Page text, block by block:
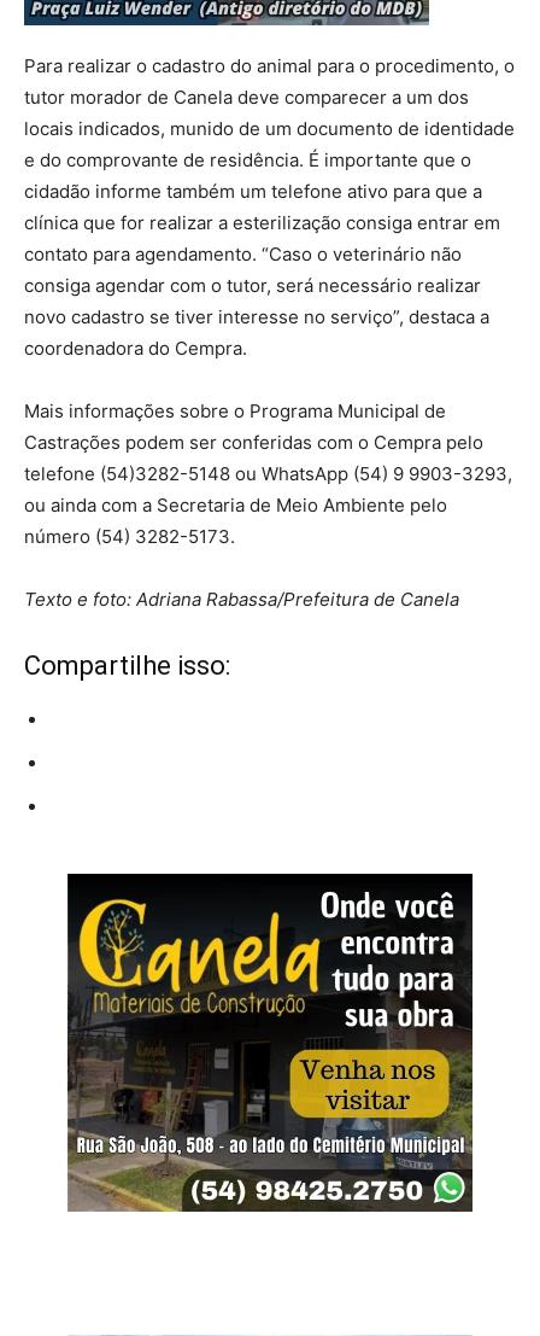
Para realizar o cadastro do animal para o procedimento, o
tutor morador de Canela deve comparecer a um dos
locais indicados, munido de um documento de identidade
e do comprovante de residência. É importante que o
cidadão informe também um telefone ativo para que a
clínica que for realizar a esterilização consiga entrar em
contato para agendamento. “Caso o veterinário não
consiga agendar com o tutor, será necessário realizar
novo cadastro se tiver interesse no serviço”, destaca a
coordenadora do Cempra.
Mais informações sobre o Programa Municipal de
Castrações podem ser conferidas com o Cempra pelo
telefone (54)3282-5148 ou WhatsApp (54) 9 9903-3293,
ou ainda com a Secretaria de Meio Ambiente pelo
número (54) 3282-5173.
Texto e foto: Adriana Rabassa/Prefeitura de Canela
Compartilhe isso: